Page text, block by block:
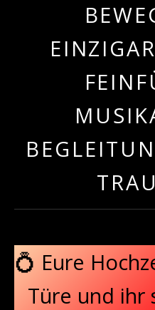
💍 Eure
Türe und ihr